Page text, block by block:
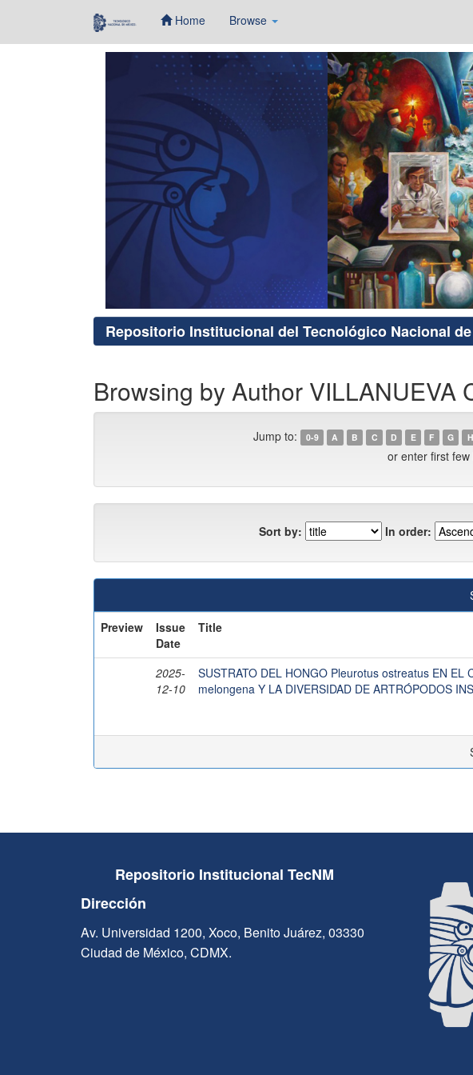
Home Browse
Repositorio Institucional del Tecnológico Nacional de
Browsing by Author VILLANUEVA
Jump to: 0-9 A B C D E F G H
or enter first few
Sort by: In order:
Preview
Issue
Date
Title
2025-
12-10
SUSTRATO DEL HONGO Pleurotus ostreatus EN EL
melongena Y LA DIVERSIDAD DE ARTRÓPODOS
Repositorio Institucional TecNM
Dirección
Av. Universidad 1200, Xoco, Benito Juárez, 03330
Ciudad de México, CDMX.